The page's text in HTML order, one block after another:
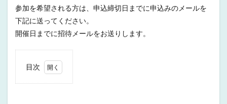
参加を希望される方は、申込締切日までに申込みのメールを
下記に送ってください。
開催日までに招待メールをお送りします。
目次